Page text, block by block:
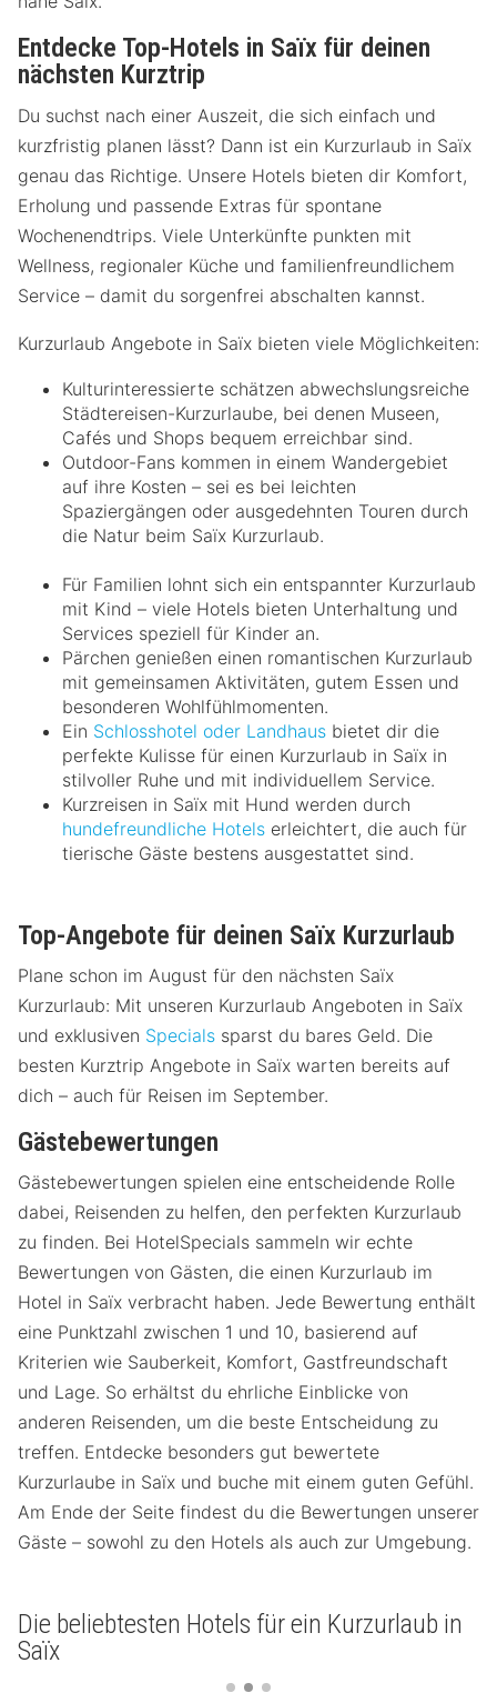
Entdecke Top-Hotels in Saïx für deinen
nächsten Kurztrip
Du suchst nach einer Auszeit, die sich einfach und
kurzfristig planen lässt? Dann ist ein Kurzurlaub in Saïx
genau das Richtige. Unsere Hotels bieten dir Komfort,
Erholung und passende Extras für spontane
Wochenendtrips. Viele Unterkünfte punkten mit
Wellness, regionaler Küche und familienfreundlichem
Service – damit du sorgenfrei abschalten kannst.
Kurzurlaub Angebote in Saïx bieten viele Möglichkeiten:
Kulturinteressierte schätzen abwechslungsreiche
Städtereisen-Kurzurlaube, bei denen Museen,
Cafés und Shops bequem erreichbar sind.
Outdoor-Fans kommen in einem Wandergebiet
auf ihre Kosten – sei es bei leichten
Spaziergängen oder ausgedehnten Touren durch
die Natur beim Saïx Kurzurlaub.
Für Familien lohnt sich ein entspannter Kurzurlaub
mit Kind – viele Hotels bieten Unterhaltung und
Services speziell für Kinder an.
Pärchen genießen einen romantischen Kurzurlaub
mit gemeinsamen Aktivitäten, gutem Essen und
besonderen Wohlfühlmomenten.
Ein Schlosshotel oder Landhaus bietet dir die
perfekte Kulisse für einen Kurzurlaub in Saïx in
stilvoller Ruhe und mit individuellem Service.
Kurzreisen in Saïx mit Hund werden durch
hundefreundliche Hotels erleichtert, die auch für
tierische Gäste bestens ausgestattet sind.
Top-Angebote für deinen Saïx Kurzurlaub
Plane schon im August für den nächsten Saïx
Kurzurlaub: Mit unseren Kurzurlaub Angeboten in Saïx
und exklusiven Specials sparst du bares Geld. Die
besten Kurztrip Angebote in Saïx warten bereits auf
dich – auch für Reisen im September.
Gästebewertungen
Gästebewertungen spielen eine entscheidende Rolle
dabei, Reisenden zu helfen, den perfekten Kurzurlaub
zu finden. Bei HotelSpecials sammeln wir echte
Bewertungen von Gästen, die einen Kurzurlaub im
Hotel in Saïx verbracht haben. Jede Bewertung enthält
eine Punktzahl zwischen 1 und 10, basierend auf
Kriterien wie Sauberkeit, Komfort, Gastfreundschaft
und Lage. So erhältst du ehrliche Einblicke von
anderen Reisenden, um die beste Entscheidung zu
treffen. Entdecke besonders gut bewertete
Kurzurlaube in Saïx und buche mit einem guten Gefühl.
Am Ende der Seite findest du die Bewertungen unserer
Gäste – sowohl zu den Hotels als auch zur Umgebung.
Die beliebtesten Hotels für ein Kurzurlaub in
Saïx